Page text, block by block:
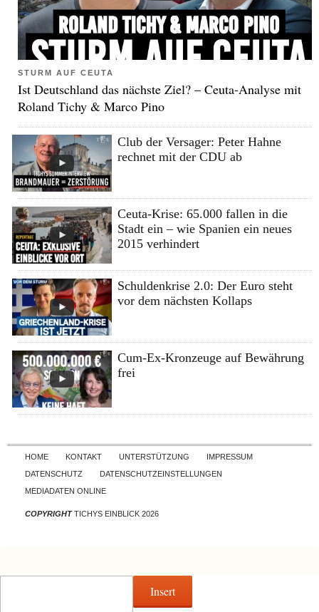
STURM AUF CEUTA
Ist Deutschland das nächste Ziel? – Ceuta-Analyse mit
Roland Tichy & Marco Pino
Club der Versager: Peter Hahne
rechnet mit der CDU ab
Ceuta-Krise: 65.000 fallen in die
Stadt ein – wie Spanien ein neues
2015 verhindert
Schuldenkrise 2.0: Der Euro steht
vor dem nächsten Kollaps
Cum-Ex-Kronzeuge auf Bewährung
frei
Skip to content
HOME KONTAKT UNTERSTÜTZUNG
IMPRESSUM
DATENSCHUTZ
DATENSCHUTZEINSTELLUNGEN
MEDIADATEN ONLINE
COPYRIGHTTICHYS EINBLICK 2026
Insert